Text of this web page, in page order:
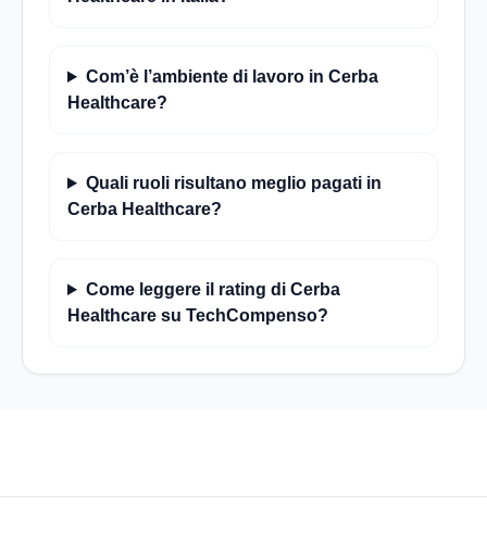
Com’è l’ambiente di lavoro in Cerba
Healthcare?
Quali ruoli risultano meglio pagati in
Cerba Healthcare?
Come leggere il rating di Cerba
Healthcare su TechCompenso?